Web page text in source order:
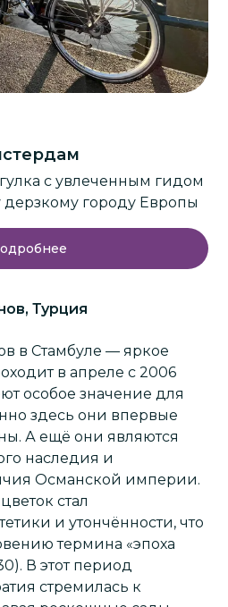
с увлеченным гидом
дерзкому городу Европы
Турция
вСтамбуле— яркое
в апреле с 2006
особое значение для
здесь они впервые
А ещё они являются
наследия и
Османской империи.
стал
и утончённости, что
термина «эпоха
В этот период
стремилась к